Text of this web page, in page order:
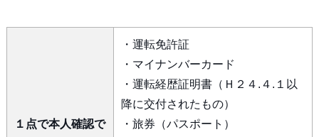
１点で本人確認で
・運転免許証
・マイナンバーカード
・運転経歴証明書（Ｈ２４.４.１以
降に交付されたもの）
・旅券（パスポート）